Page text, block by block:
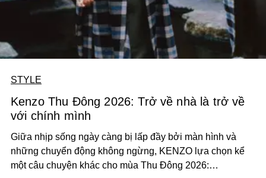
STYLE
Kenzo Thu Đông 2026: Trở về nhà là trở về
với chính mình
Giữa nhịp sống ngày càng bị lấp đầy bởi màn hình và
những chuyển động không ngừng, KENZO lựa chọn kể
một câu chuyện khác cho mùa Thu Đông 2026: